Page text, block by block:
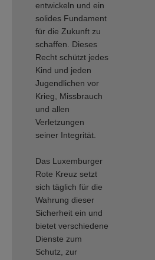
entwickeln und ein
solides Fundament
für die Zukunft zu
schaffen. Dieses
Recht schützt jedes
Kind und jeden
Jugendlichen vor
Krieg, Missbrauch
und allen
Verletzungen
seiner Integrität.
Das Luxemburger
Rote Kreuz setzt
sich täglich für die
Wahrung dieser
Sicherheit ein und
bietet verschiedene
Dienste zum
Schutz, zur